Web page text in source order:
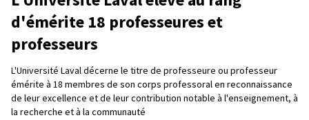
d'émérite 18 professeures et
professeurs
L'Université Laval décerne le titre de professeure ou professeur
émérite à 18 membres de son corps professoral en reconnaissance
de leur excellence et de leur contribution notable à l'enseignement, à
la recherche et à la communauté